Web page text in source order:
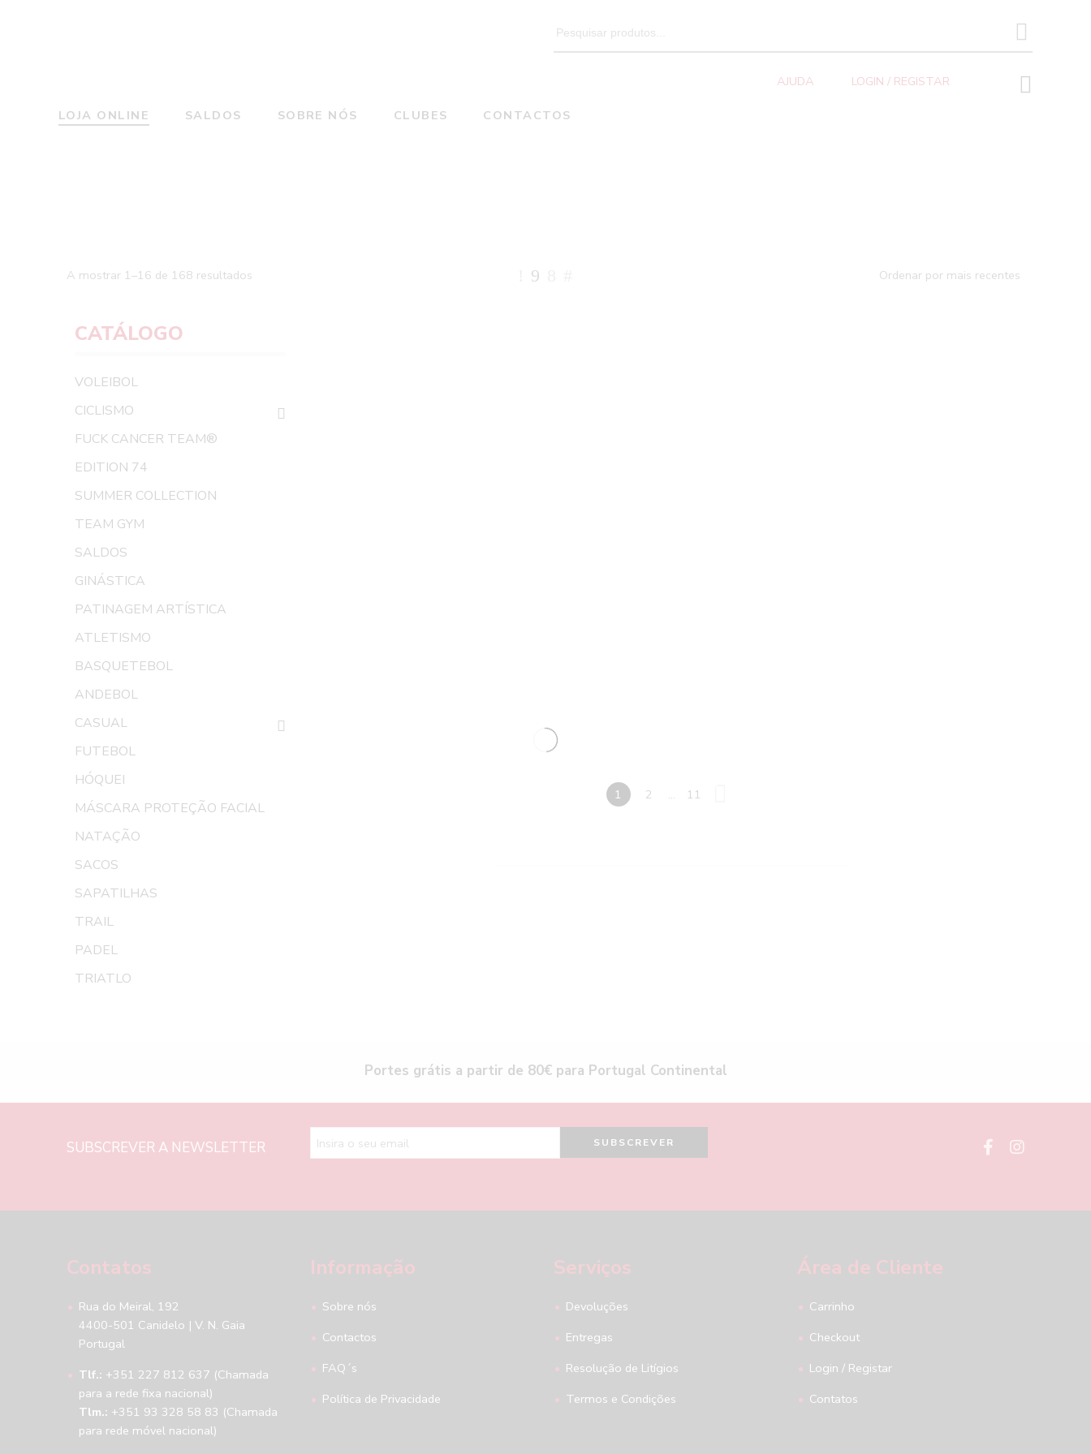
Search
for:
SEARCH BUTTON
AJUDA LOGIN / REGISTAR
LOJA ONLINE SALDOS SOBRE NÓS CLUBES CONTACTOS
A mostrar 1–16 de 168 resultados
1 2 ... 11
CATÁLOGO
VOLEIBOL
CICLISMO
FUCK CANCER TEAM®
EDITION 74
SUMMER COLLECTION
TEAM GYM
SALDOS
GINÁSTICA
PATINAGEM ARTÍSTICA
ATLETISMO
BASQUETEBOL
ANDEBOL
CASUAL
FUTEBOL
HÓQUEI
MÁSCARA PROTEÇÃO FACIAL
NATAÇÃO
SACOS
SAPATILHAS
TRAIL
PADEL
TRIATLO
Portes grátis a partir de 80€ para Portugal Continental
SUBSCREVER A NEWSLETTER
Contatos
Rua do Meiral, 192
4400-501 Canidelo | V. N. Gaia
Portugal
Tlf.: +351 227 812 637 (Chamada
para a rede fixa nacional)
Tlm.: +351 93 328 58 83 (Chamada
para rede móvel nacional)
Informação
Sobre nós
Contactos
FAQ´s
Política de Privacidade
Serviços
Devoluções
Entregas
Resolução de Litígios
Termos e Condições
Área de Cliente
Carrinho
Checkout
Login / Registar
Contatos